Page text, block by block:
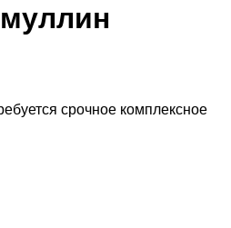
срочное комплексное